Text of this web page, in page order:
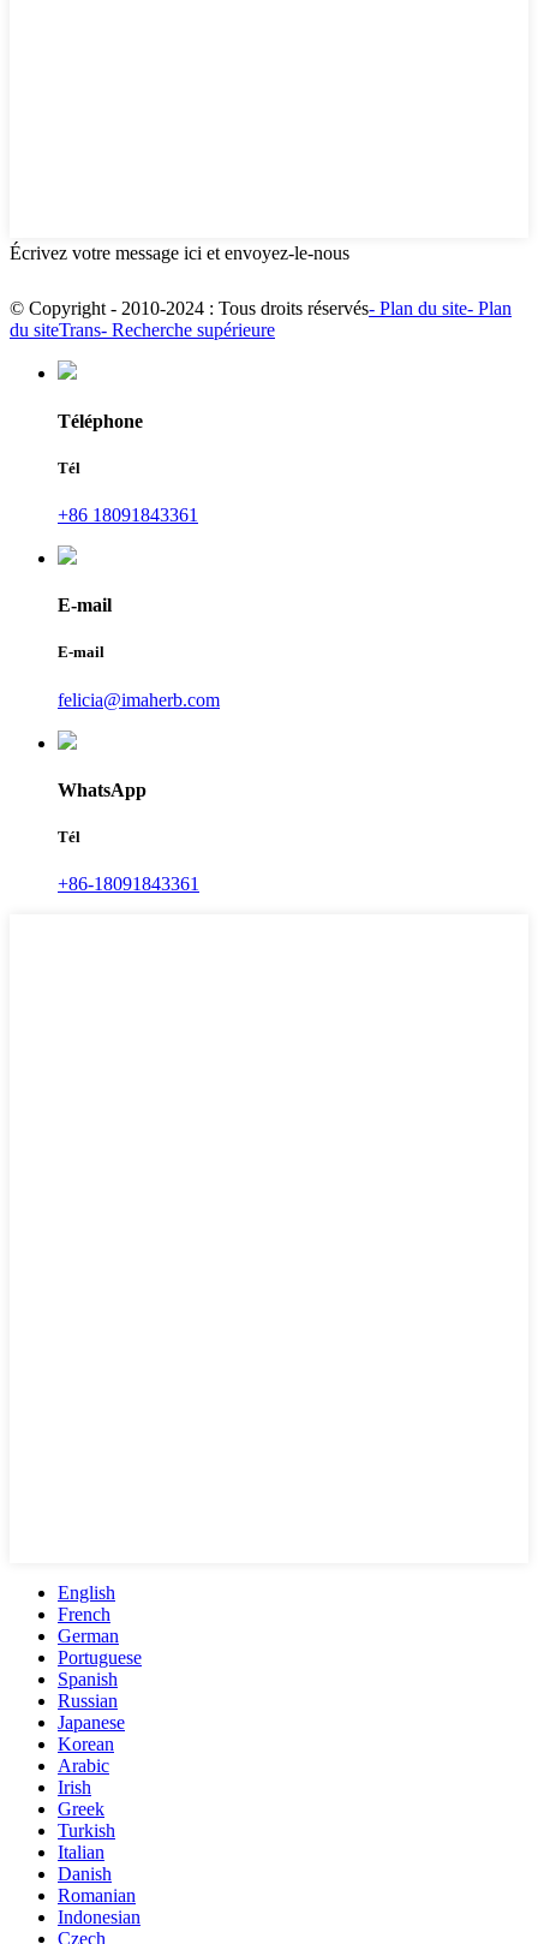
Écrivez votre message ici et envoyez-le-nous
© Copyright - 2010-2024 : Tous droits réservés- Plan du site- Plan
du siteTrans- Recherche supérieure
Téléphone
Tél
+86 18091843361
E-mail
E-mail
felicia@imaherb.com
WhatsApp
Tél
+86-18091843361
English
French
German
Portuguese
Spanish
Russian
Japanese
Korean
Arabic
Irish
Greek
Turkish
Italian
Danish
Romanian
Indonesian
Czech